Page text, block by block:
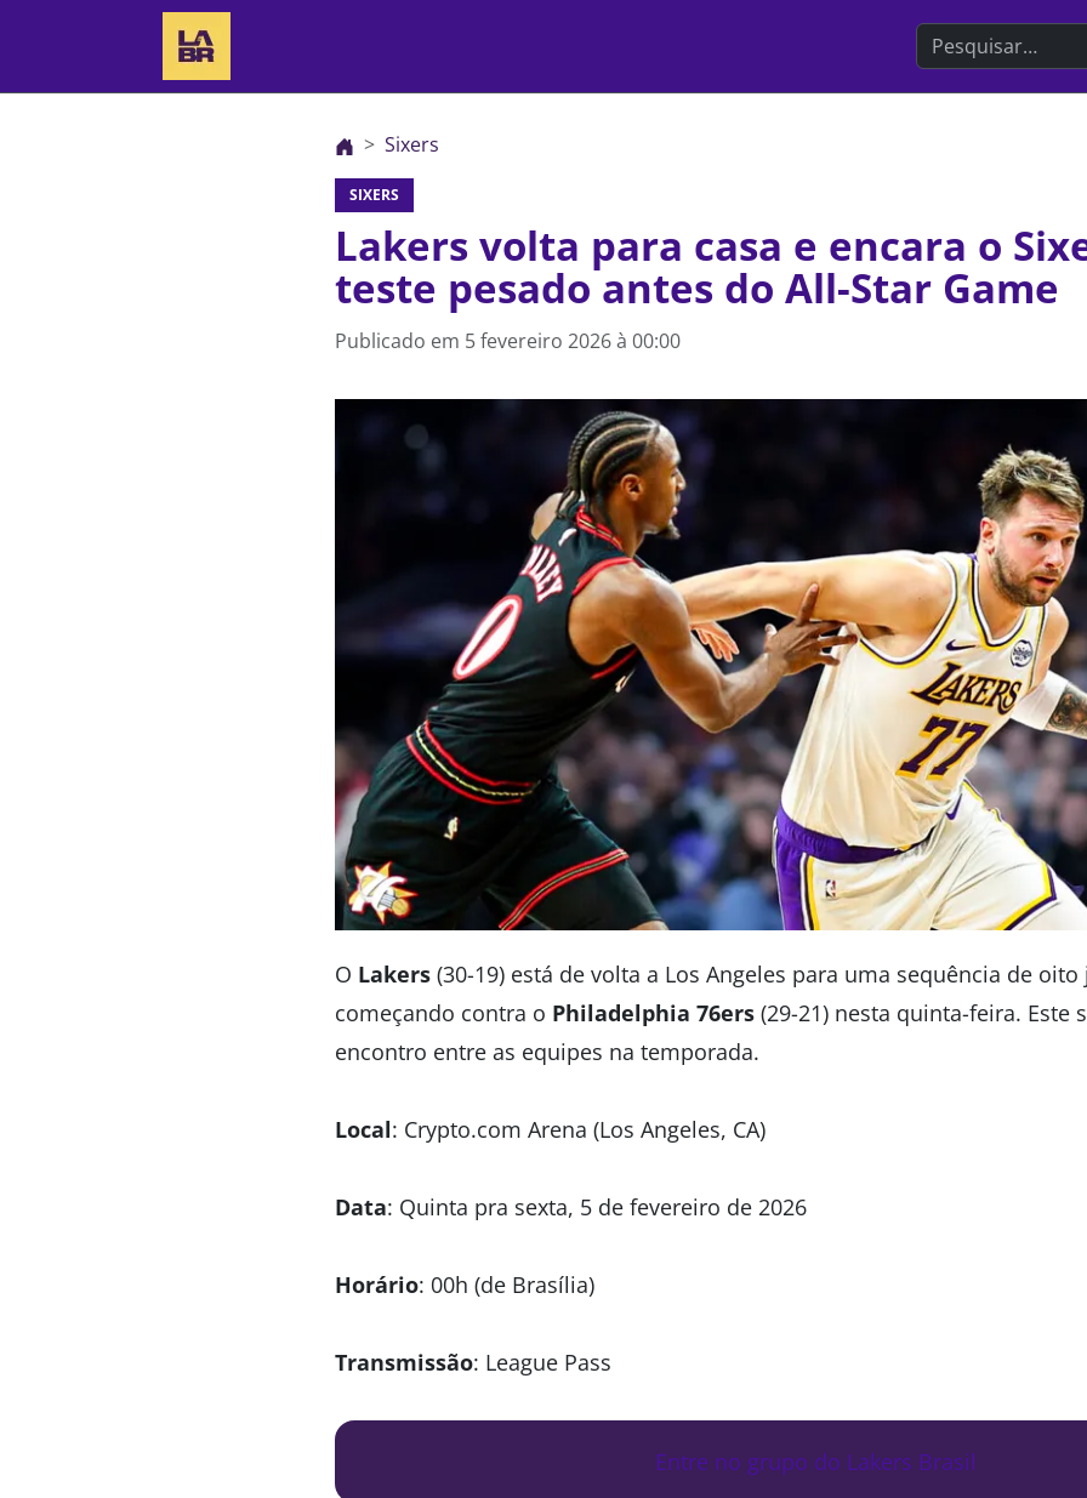
Search the website
Sixers
SIXERS
Lakers volta para casa e encara o
teste pesado antes do All-Star Game
Publicado em 5 fevereiro 2026 à 00:00
O Lakers (30-19) está de volta a Los Angeles para uma sequência de oito
começando contra o Philadelphia 76ers (29-21) nesta quinta-feira. Este
encontro entre as equipes na temporada.
Local: Crypto.com Arena (Los Angeles, CA)
Data: Quinta pra sexta, 5 de fevereiro de 2026
Horário: 00h (de Brasília)
Transmissão: League Pass
Entre no grupo do Lakers Brasil